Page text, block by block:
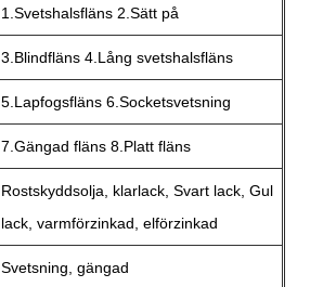
1.Svetshalsfläns 2.Sätt på
3.Blindfläns 4.Lång svetshalsfläns
5.Lapfogsfläns 6.Socketsvetsning
7.Gängad fläns 8.Platt fläns
Rostskyddsolja, klarlack, Svart lack, Gul
lack, varmförzinkad, elförzinkad
Svetsning, gängad